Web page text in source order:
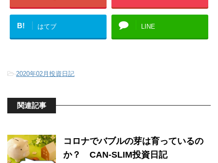
B! はてブ LINE
-2020年02月投資日記
関連記事
コロナでバブルの芽は育っているの
か？ CAN-SLIM投資日記